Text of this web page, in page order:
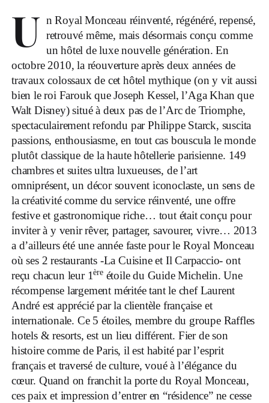
U n Royal Monceau réinventé, régénéré, repensé,
retrouvé même, mais désormais conçu comme
un hôtel de luxe nouvelle génération. En
octobre 2010, la réouverture après deux années de
travaux colossaux de cet hôtel mythique (on y vit aussi
bien le roi Farouk que Joseph Kessel, l’Aga Khan que
Walt Disney) situé à deux pas de l’Arc de Triomphe,
spectaculairement refondu par Philippe Starck, suscita
passions, enthousiasme, en tout cas bouscula le monde
plutôt classique de la haute hôtellerie parisienne. 149
chambres et suites ultra luxueuses, de l’art
omniprésent, un décor souvent iconoclaste, un sens de
la créativité comme du service réinventé, une offre
festive et gastronomique riche… tout était conçu pour
inviter à y venir rêver, partager, savourer, vivre… 2013
a d’ailleurs été une année faste pour le Royal Monceau
où ses 2 restaurants -La Cuisine et Il Carpaccio- ont
reçu chacun leur 1èreétoile du Guide Michelin. Une
récompense largement méritée tant le chef Laurent
André est apprécié par la clientèle française et
internationale. Ce 5 étoiles, membre du groupe Raffles
hotels & resorts, est un lieu différent. Fier de son
histoire comme de Paris, il est habité par l’esprit
français et traversé de culture, voué à l’élégance du
cœur. Quand on franchit la porte du Royal Monceau,
ces paix et impression d’entrer en “résidence” ne cesse